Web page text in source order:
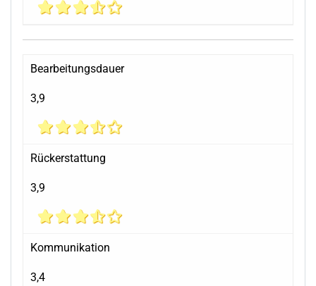
Bearbeitungsdauer
3,9
Rückerstattung
3,9
Kommunikation
3,4